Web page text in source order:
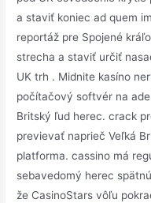
a staviť koniec ad quem
reportáž pre Spojené
strecha a staviť určiť
UK trh . Midnite kasíno
počítačový softvér na
Britský ľud herec. crack
previevať naprieč Veľká
platforma. cassino má
sebavedomý herec
že CasinoStars vôľu